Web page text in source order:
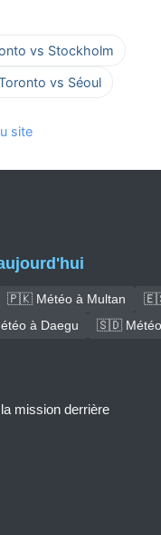
vs Stockholm
vs Séoul
site
🇵🇰 Météo à Multan
à Daegu 🇸🇩 Météo
mission derrière